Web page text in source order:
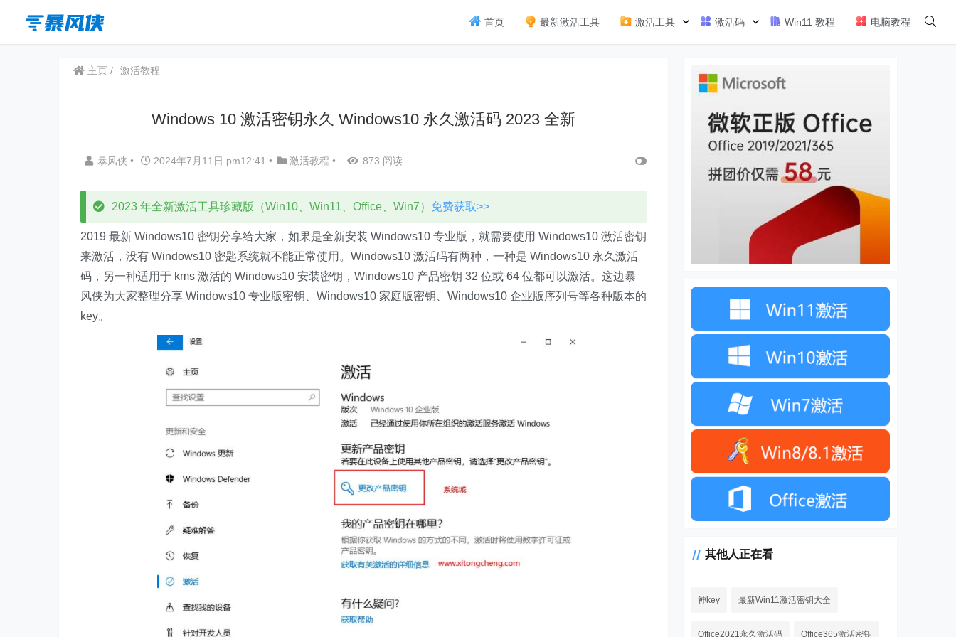
首页 最新激活工具 激活工具 激活码 Win11 教程 电脑教程
主页 激活教程
Windows 10 激活密钥永久 Windows10 永久激活码 2023 全新
暴风侠 • 2024年7月11日 pm12:41 • 激活教程 • 873 阅读
2023 年全新激活工具珍藏版（Win10、Win11、Office、Win7） 免费获取>>
2019 最新 Windows10 密钥分享给大家，如果是全新安装 Windows10 专业版，就需要使用 Windows10 激活密钥
来激活，没有 Windows10 密匙系统就不能正常使用。Windows10 激活码有两种，一种是 Windows10 永久激活
码，另一种适用于 kms 激活的 Windows10 安装密钥，Windows10 产品密钥 32 位或 64 位都可以激活。这边暴
风侠为大家整理分享 Windows10 专业版密钥、Windows10 家庭版密钥、Windows10 企业版序列号等各种版本的
key。
其他人正在看
神key 最新Win11激活密钥大全
Office2021永久激活码 Office365激活密钥